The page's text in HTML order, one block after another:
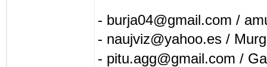
- burja04@gmail.com /
- naujviz@yahoo.es /
- pitu.agg@gmail.com /